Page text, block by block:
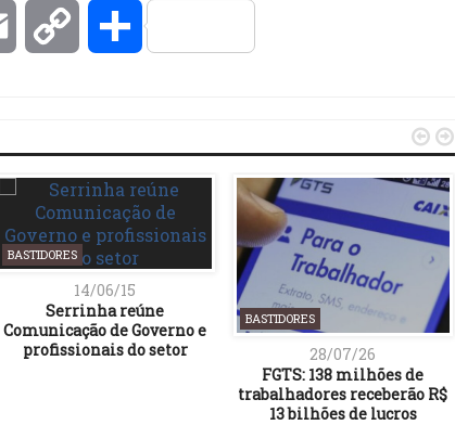
Email Copy Compartilhar
BASTIDORES
14/06/15
Serrinha reúne
Comunicação de Governo e
profissionais do setor‏
BASTIDORES
28/07/26
FGTS: 138 milhões de
trabalhadores receberão R$
13 bilhões de lucros
 